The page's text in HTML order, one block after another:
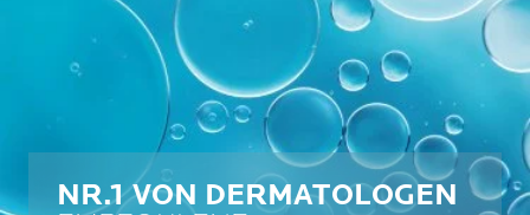
NR.1 VON DERMATOLOGEN